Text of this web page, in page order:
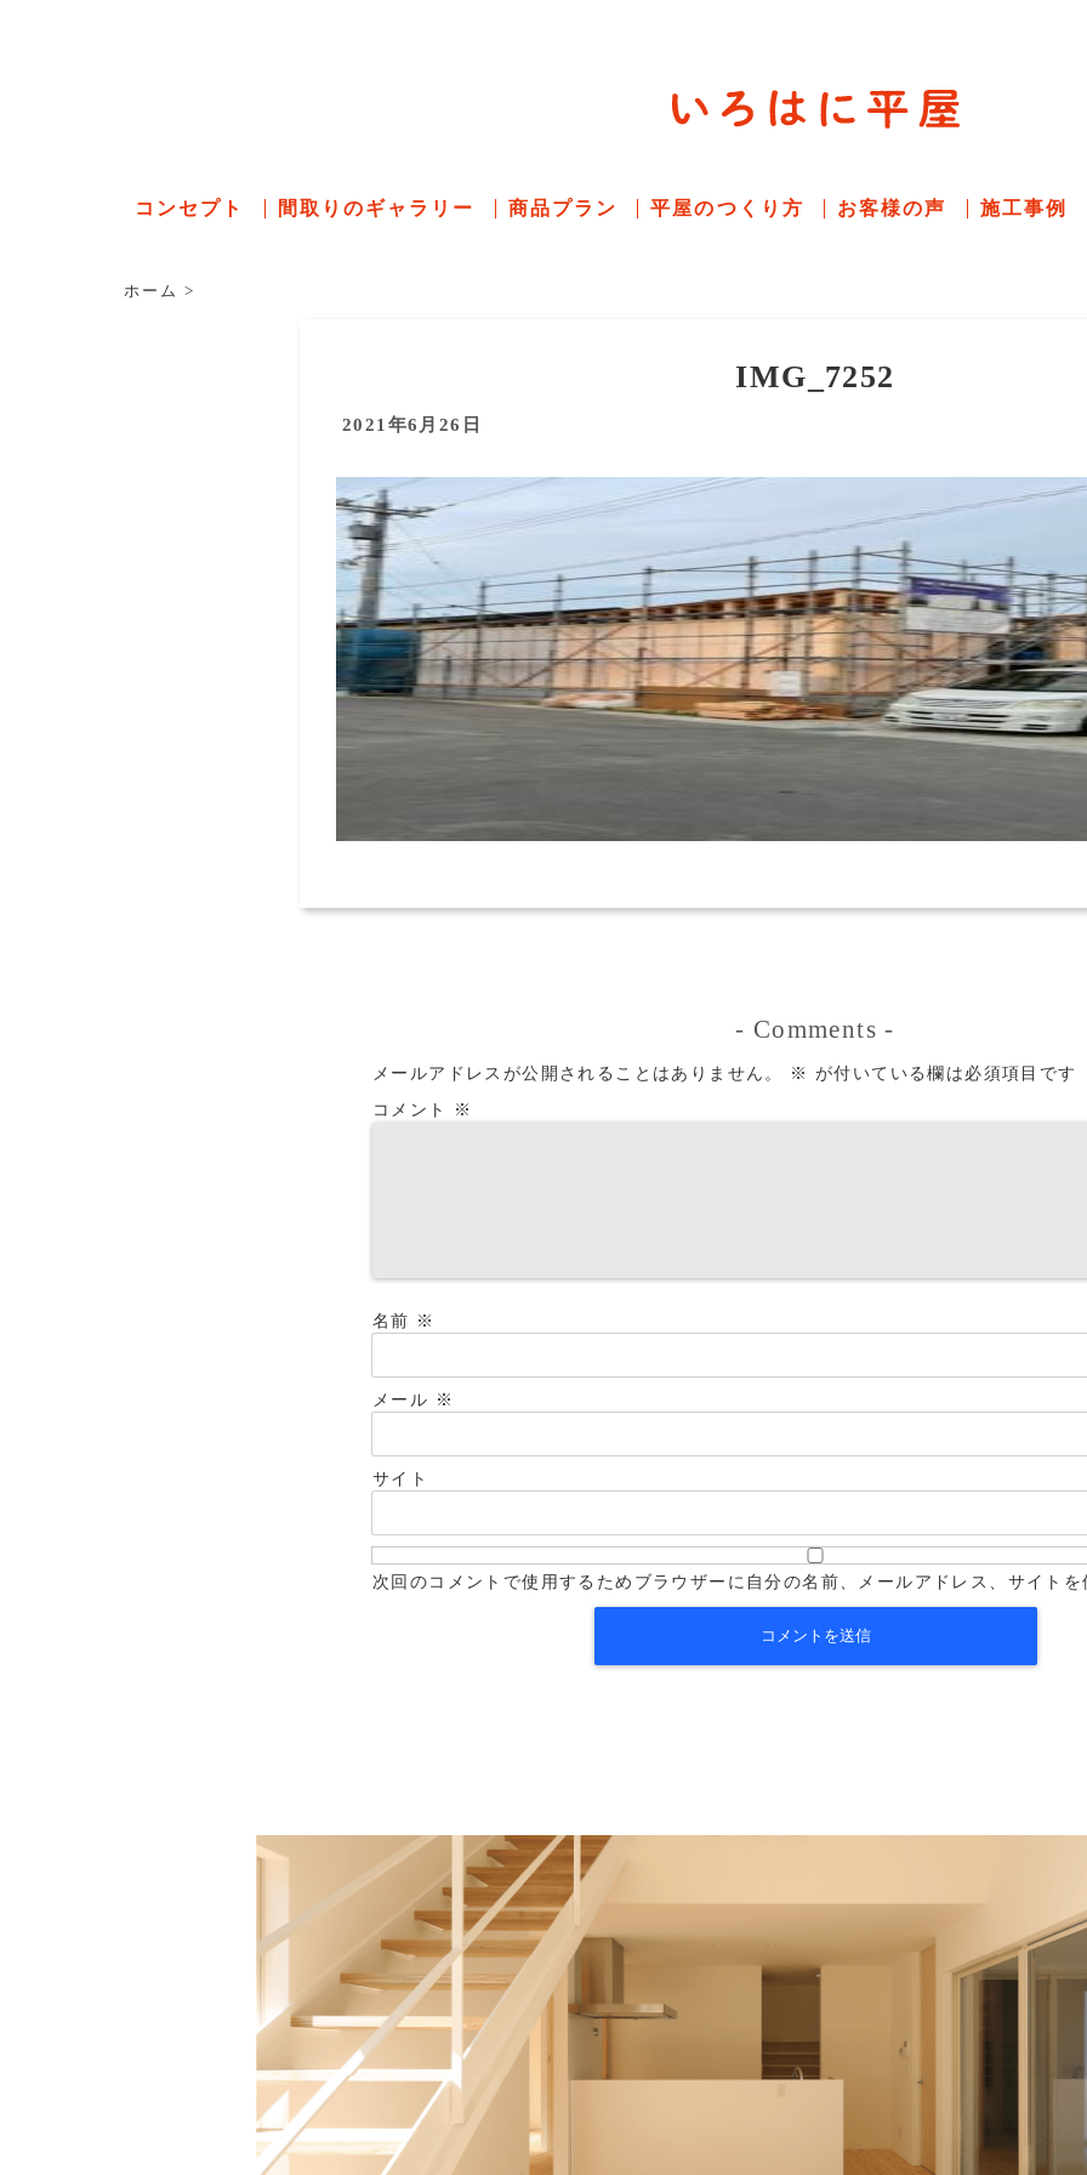
コンセプト 間取りのギャラリー 商品プラン 平屋のつくり方 お客様の声 施工事例
ホーム >
IMG_7252
2021年6月26日
- Comments -
メールアドレスが公開されることはありません。 ※ が付いている欄は必須項目です
コメント
※
名前 ※
メール ※
サイト
次回のコメントで使用するためブラウザーに自分の名前、メールアドレス、サイトを